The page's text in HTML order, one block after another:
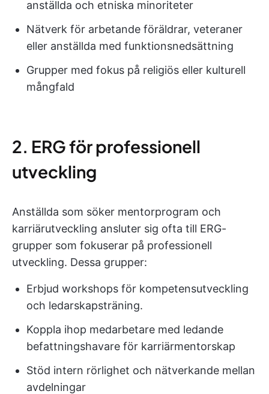
anställda och etniska minoriteter
Nätverk för arbetande föräldrar, veteraner
eller anställda med funktionsnedsättning
Grupper med fokus på religiös eller kulturell
mångfald
2. ERG för professionell
utveckling
Anställda som söker mentorprogram och
karriärutveckling ansluter sig ofta till ERG-
grupper som fokuserar på professionell
utveckling. Dessa grupper:
Erbjud workshops för kompetensutveckling
och ledarskapsträning.
Koppla ihop medarbetare med ledande
befattningshavare för karriärmentorskap
Stöd intern rörlighet och nätverkande mellan
avdelningar